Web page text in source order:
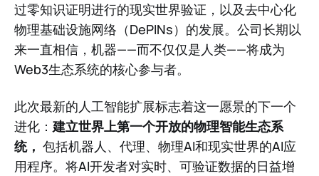
过零知识证明进行的现实世界验证，以及去中心化
物理基础设施网络（DePINs）的发展。公司长期以
来一直相信，机器——而不仅仅是人类——将成为
Web3生态系统的核心参与者。
此次最新的人工智能扩展标志着这一愿景的下一个
进化： 建立世界上第一个开放的物理智能生态系
统， 包括机器人、代理、物理AI和现实世界的AI应
用程序。将AI开发者对实时、可验证数据的日益增